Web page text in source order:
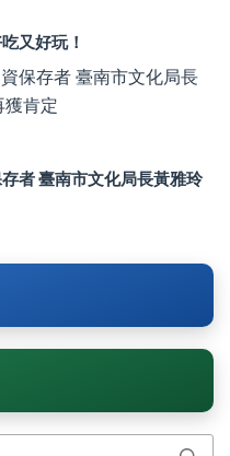
又好玩！
者 臺南市文化局長黃雅玲